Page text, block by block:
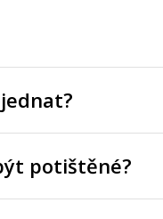
potištěné?